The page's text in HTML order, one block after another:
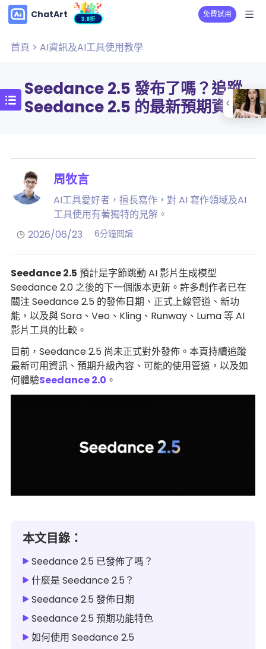
ChatArt 3.8折 免費試用
首頁 > AI資訊及AI工具使用教學
Seedance 2.5 發布了嗎？追蹤
Seedance 2.5 的最新預期資訊
周牧言
AI工具愛好者，擅長寫作，對 AI 寫作領域及AI
工具使用有著獨特的見解。
2026/06/23
6分鐘閱讀
Seedance 2.5 預計是字節跳動 AI 影片生成模型
Seedance 2.0 之後的下一個版本更新。許多創作者已在
關注 Seedance 2.5 的發佈日期、正式上線管道、新功
能，以及與 Sora、Veo、Kling、Runway、Luma 等 AI
影片工具的比較。
目前，Seedance 2.5 尚未正式對外發佈。本頁持續追蹤
最新可用資訊、預期升級內容、可能的使用管道，以及如
何體驗Seedance 2.0 。
本文目錄：
Seedance 2.5 已發佈了嗎？
什麼是 Seedance 2.5？
Seedance 2.5 發佈日期
Seedance 2.5 預期功能特色
如何使用 Seedance 2.5